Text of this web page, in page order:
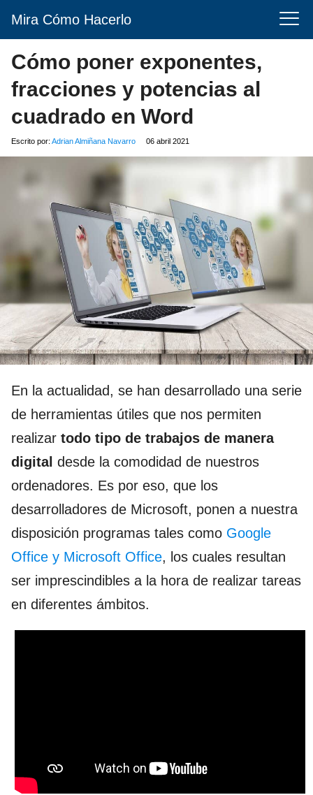
Mira Cómo Hacerlo
Cómo poner ​exponentes,
fracciones y potencias al
cuadrado en Word
Escrito por: Adrian Almiñana Navarro 06 abril 2021
En la actualidad, se han desarrollado una serie
de herramientas útiles que nos permiten
realizar todo tipo de trabajos de manera
digital desde la comodidad de nuestros
ordenadores. Es por eso, que los
desarrolladores de Microsoft, ponen a nuestra
disposición programas tales como Google
Office y Microsoft Office, los cuales resultan
ser imprescindibles a la hora de realizar tareas
en diferentes ámbitos.